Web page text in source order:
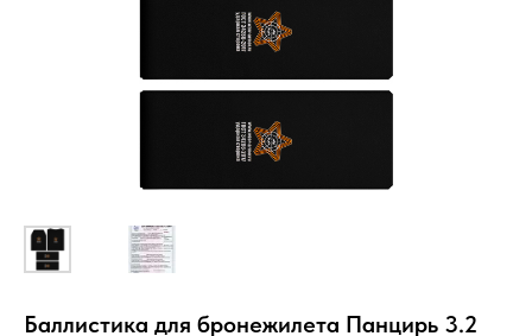
Баллистика для бронежилета Панцирь 3.2